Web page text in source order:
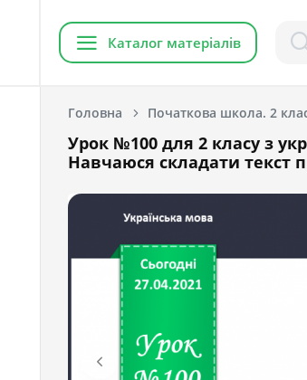
Каталог матеріалів
Головна Початкова школа. 2
Урок №100 для 2 класу з
Навчаюся складати текст